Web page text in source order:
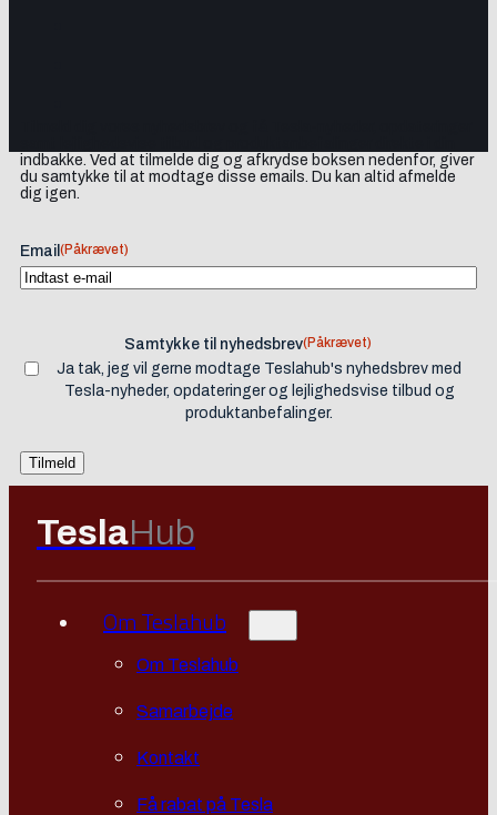
indbakke. Ved at tilmelde dig og afkrydse boksen nedenfor, giver
du samtykke til at modtage disse emails. Du kan altid afmelde
dig igen.
Email (Påkrævet)
Samtykke til nyhedsbrev(Påkrævet)
Ja tak, jeg vil gerne modtage Teslahub's nyhedsbrev med
Tesla-nyheder, opdateringer og lejlighedsvise tilbud og
produktanbefalinger.
TeslaHub
Om Teslahub
Om Teslahub
Samarbejde
Kontakt
Få rabat på Tesla